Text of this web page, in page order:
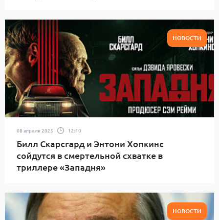
НОВОСТИ
08 апреля 2025 12:10
Билл Скарсгард и Энтони Хопкинс
сойдутся в смертельной схватке в
триллере «Западня»
НОВОСТИ